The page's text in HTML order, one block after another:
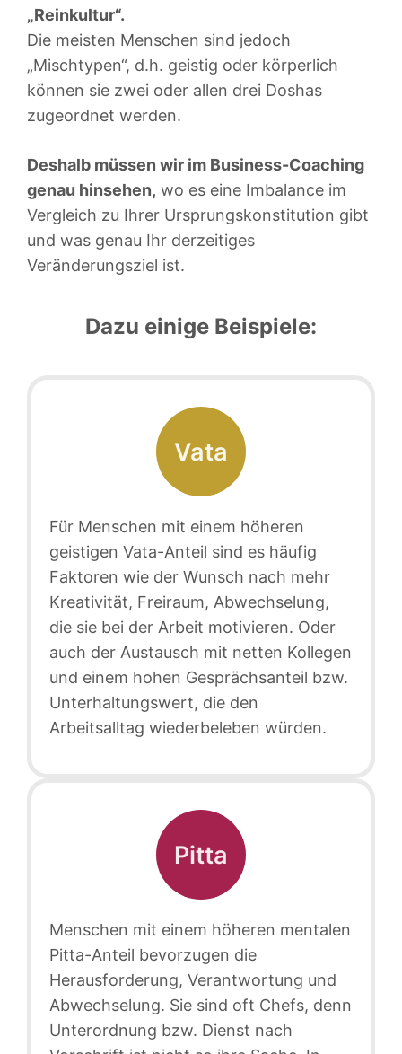
„Reinkultur“.
Die meisten Menschen sind jedoch
„Mischtypen“, d.h. geistig oder körperlich
können sie zwei oder allen drei Doshas
zugeordnet werden.
Deshalb müssen wir im Business-Coaching
genau hinsehen, wo es eine Imbalance im
Vergleich zu Ihrer Ursprungskonstitution gibt
und was genau Ihr derzeitiges
Veränderungsziel ist.
Dazu einige Beispiele:
Vata
Für Menschen mit einem höheren
geistigen Vata-Anteil sind es häufig
Faktoren wie der Wunsch nach mehr
Kreativität, Freiraum, Abwechselung,
die sie bei der Arbeit motivieren. Oder
auch der Austausch mit netten Kollegen
und einem hohen Gesprächsanteil bzw.
Unterhaltungswert, die den
Arbeitsalltag wiederbeleben würden.
Pitta
Menschen mit einem höheren mentalen
Pitta-Anteil bevorzugen die
Herausforderung, Verantwortung und
Abwechselung. Sie sind oft Chefs, denn
Unterordnung bzw. Dienst nach